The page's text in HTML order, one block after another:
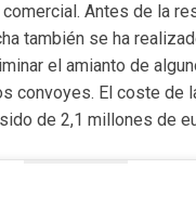
Antes de la
también se ha
el amianto de
convoyes. El coste de
de 2,1 millones de